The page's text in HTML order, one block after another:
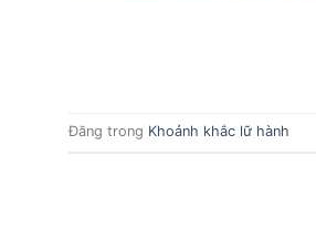
Đăng trong Khoảnh khắc lữ hành